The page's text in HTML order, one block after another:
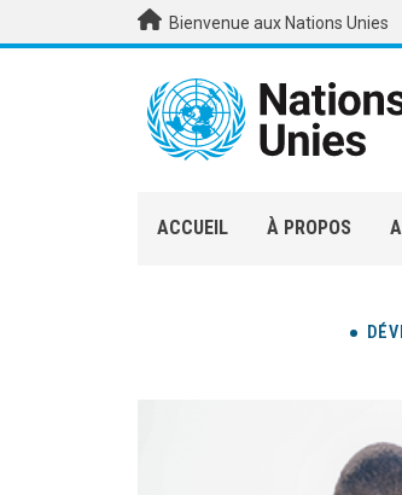
Aller au contenu principalBienvenue aux Nations Unies
ACCUEIL À PROPOS